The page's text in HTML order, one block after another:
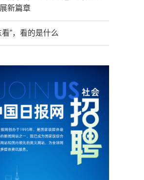
新篇章
看”，看的是什么